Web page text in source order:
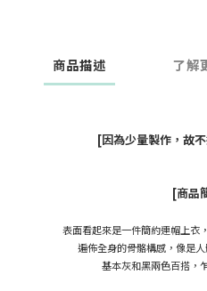
商品描述 了解
[因為少量製作，故
[商品
表面看起來是一件簡約連帽上衣
遍佈全身的骨骼構感，像是
基本灰和黑兩色百搭，